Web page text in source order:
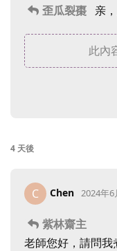
歪瓜裂棗 亲
此內
4 天後
C Chen 2024年6
紫林齋主
老師您好，請問我